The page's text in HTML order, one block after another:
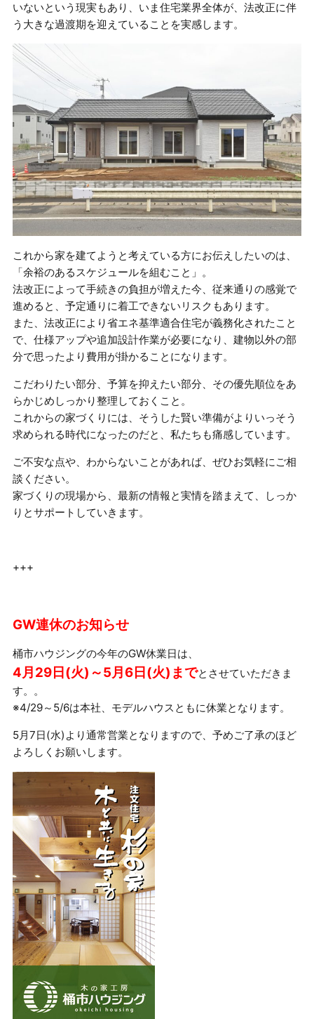
いないという現実もあり、いま住宅業界全体が、法改正に伴
う大きな過渡期を迎えていることを実感します。
これから家を建てようと考えている方にお伝えしたいのは、
「余裕のあるスケジュールを組むこと」。
法改正によって手続きの負担が増えた今、従来通りの感覚で
進めると、予定通りに着工できないリスクもあります。
また、法改正により省エネ基準適合住宅が義務化されたこと
で、仕様アップや追加設計作業が必要になり、建物以外の部
分で思ったより費用が掛かることになります。
こだわりたい部分、予算を抑えたい部分、その優先順位をあ
らかじめしっかり整理しておくこと。
これからの家づくりには、そうした賢い準備がよりいっそう
求められる時代になったのだと、私たちも痛感しています。
ご不安な点や、わからないことがあれば、ぜひお気軽にご相
談ください。
家づくりの現場から、最新の情報と実情を踏まえて、しっか
りとサポートしていきます。
+++
GW連休のお知らせ
桶市ハウジングの今年のGW休業日は、
4月29日(火)～5月6日(火)までとさせていただきま
す。。
※4/29～5/6は本社、モデルハウスともに休業となります。
5月7日(水)より通常営業となりますので、予めご了承のほど
よろしくお願いします。